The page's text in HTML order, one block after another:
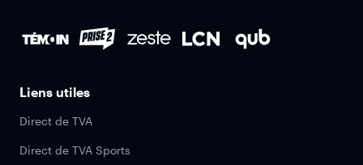
Liens utiles
Direct de TVA
Direct de TVA Sports